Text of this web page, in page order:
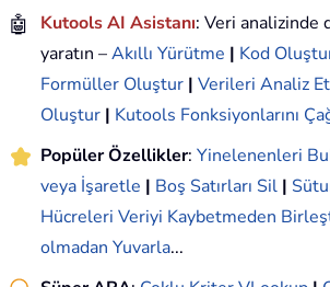
🤖 Kutools AI Asistanı: Veri analizinde
yaratın –Akıllı Yürütme | Kod
Formüller Oluştur | Verileri Analiz
Oluştur | Kutools Fonksiyonlarını
Popüler Özellikler: Yinelenenleri
veya İşaretle | Boş Satırları Sil |
Hücreleri Veriyi Kaybetmeden
olmadan Yuvarla...